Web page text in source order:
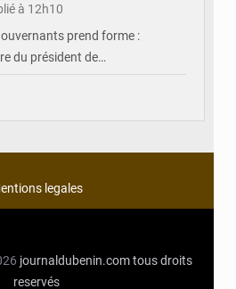
à 12h10
prend forme :
du président de…
legales
journaldubenin.com tous droits
reservés